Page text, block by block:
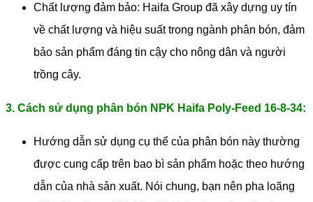
Chất lượng đảm bảo: Haifa Group đã xây dựng uy tín
về chất lượng và hiệu suất trong ngành phân bón, đảm
bảo sản phẩm đáng tin cậy cho nông dân và người
trồng cây.
3. Cách sử dụng phân bón NPK Haifa Poly-Feed 16-8-34:
Hướng dẫn sử dụng cụ thể của phân bón này thường
được cung cấp trên bao bì sản phẩm hoặc theo hướng
dẫn của nhà sản xuất. Nói chung, bạn nên pha loãng